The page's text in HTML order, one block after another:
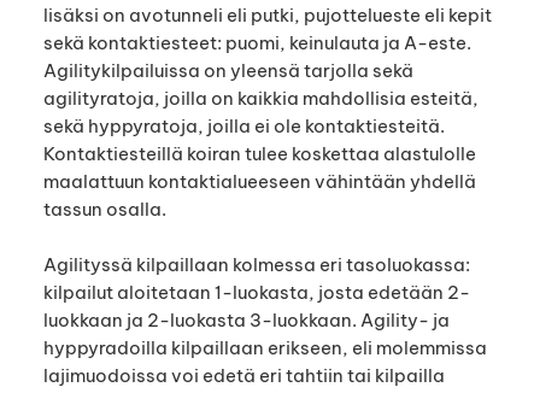
lisäksi on avotunneli eli putki, pujottelueste eli kepit
sekä kontaktiesteet: puomi, keinulauta ja A-este.
Agilitykilpailuissa on yleensä tarjolla sekä
agilityratoja, joilla on kaikkia mahdollisia esteitä,
sekä hyppyratoja, joilla ei ole kontaktiesteitä.
Kontaktiesteillä koiran tulee koskettaa alastulolle
maalattuun kontaktialueeseen vähintään yhdellä
tassun osalla.
Agilityssä kilpaillaan kolmessa eri tasoluokassa:
kilpailut aloitetaan 1-luokasta, josta edetään 2-
luokkaan ja 2-luokasta 3-luokkaan. Agility- ja
hyppyradoilla kilpaillaan erikseen, eli molemmissa
lajimuodoissa voi edetä eri tahtiin tai kilpailla